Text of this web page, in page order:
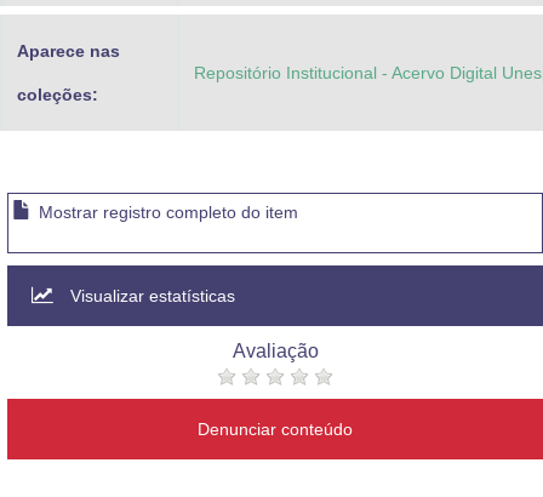
Aparece nas
coleções:
Repositório Institucional - Acervo Digital
Mostrar registro completo do item
Visualizar estatísticas
Avaliação
Denunciar conteúdo